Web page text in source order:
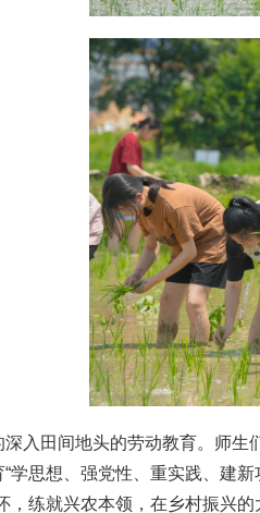
入田间地头的劳动教育。师
学思想、强党性、重实践、建
，练就兴农本领，在乡村振兴